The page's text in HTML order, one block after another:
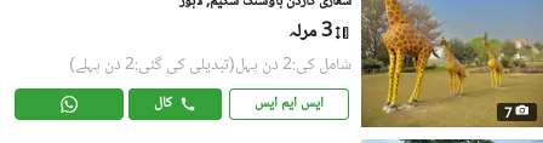
7
3 مرلہ
شامل کی:2 دن پہل (تبدیلی کی گئی:2 دن پہلے)
ایس ایم ایس کال